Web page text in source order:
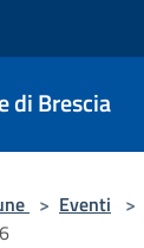
di Brescia
> Eventi >